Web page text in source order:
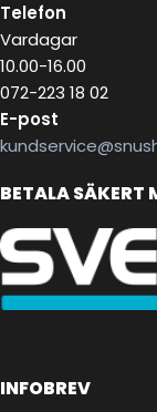
Telefon
Vardagar
10.00-16.00
072-223 18 02
E-post
BETALA SÄKERT
INFOBREV